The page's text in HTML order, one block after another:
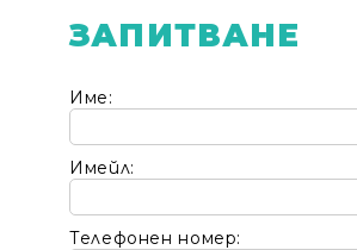
ЗАПИТВАНЕ
Име:
Имейл:
Телефонен номер: